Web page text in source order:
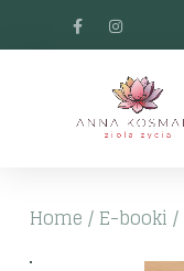
Home / E-booki /